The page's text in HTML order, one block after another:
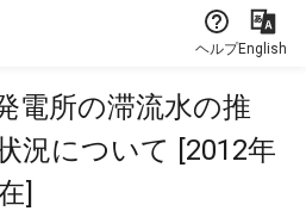
ヘルプEnglish
電所の滞流水の推
況について [2012年
]